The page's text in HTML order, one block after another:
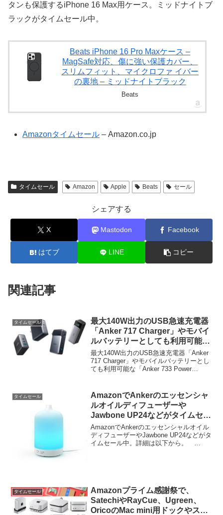
タンも保護するiPhone 16 Max用ケース。ミッドナイトブ
ラックがタイムセール中。
Beats iPhone 16 Pro Maxケース –
MagSafe対応、傷に強い保護カバー、
スリムフィット、マイクロファ イバー
の裏地 – ミッドナイトブラック
Beats
Amazonタイムセール – Amazon.co.jp
タイムセール Amazon Apple Beats セール
シェアする
X Mastodon Facebook
はてブ LINE コピー
関連記事
タイムセール
最大140W出力のUSB急速充電器
「Anker 717 Charger」やモバイ
ルバッテリーとしても利用可能な
「Anker 733 Power Bank」など
がクーポンセール中。
最大140W出力のUSB急速充電器「Anker
717 Charger」やモバイルバッテリーとし
ても利用可能な「Anker 733 Power
タイムセール
AmazonでAnkerのエッセンシャ
ルオイルディフューザーや
Jawbone UP24などがタイムセー
ル中。
AmazonでAnkerのエッセンシャルオイル
ディフューザーやJawbone UP24などがタ
イムセール中。詳細は以下から。
タイムセール
Amazonプライム感謝祭で、
SatechiやRayCue、Ugreen、
OricoのMac mini用ドックやスト